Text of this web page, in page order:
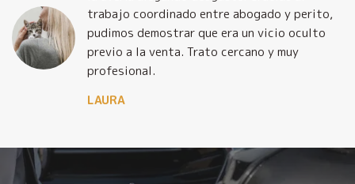
trabajo coordinado entre abogado y perito,
pudimos demostrar que era un vicio oculto
previo a la venta. Trato cercano y muy
profesional.
LAURA